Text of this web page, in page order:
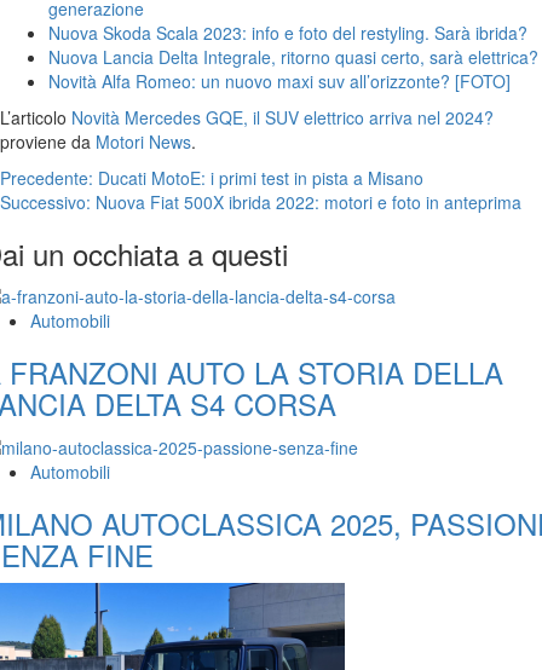
generazione
Nuova Skoda Scala 2023: info e foto del restyling. Sarà ibrida?
Nuova Lancia Delta Integrale, ritorno quasi certo, sarà elettrica?
Novità Alfa Romeo: un nuovo maxi suv all’orizzonte? [FOTO]
L’articolo Novità Mercedes GQE, il SUV elettrico arriva nel 2024?
proviene da Motori News.
Navigazione
articolo
Precedente: Ducati MotoE: i primi test in pista a Misano
Successivo: Nuova Fiat 500X ibrida 2022: motori e foto in anteprima
un occhiata a questi
Automobili
FRANZONI AUTO LA STORIA DELLA
DELTA S4 CORSA
Automobili
AUTOCLASSICA 2025,
FINE